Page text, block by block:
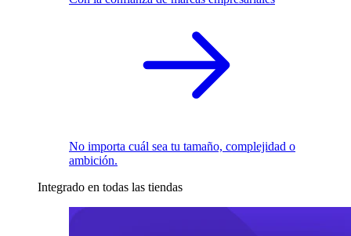
No importa cuál sea tu tamaño, complejidad o
ambición.
Integrado en todas las tiendas